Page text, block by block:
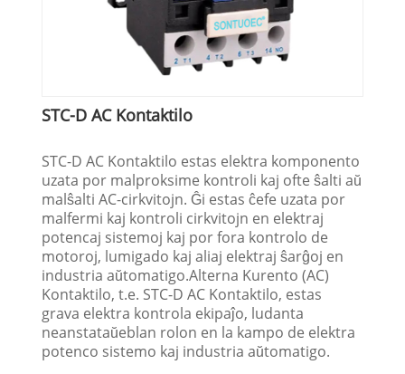
STC-D AC Kontaktilo
STC-D AC Kontaktilo estas elektra komponento
uzata por malproksime kontroli kaj ofte ŝalti aŭ
malŝalti AC-cirkvitojn. Ĝi estas ĉefe uzata por
malfermi kaj kontroli cirkvitojn en elektraj
potencaj sistemoj kaj por fora kontrolo de
motoroj, lumigado kaj aliaj elektraj ŝarĝoj en
industria aŭtomatigo.Alterna Kurento (AC)
Kontaktilo, t.e. STC-D AC Kontaktilo, estas
grava elektra kontrola ekipaĵo, ludanta
neanstataŭeblan rolon en la kampo de elektra
potenco sistemo kaj industria aŭtomatigo.